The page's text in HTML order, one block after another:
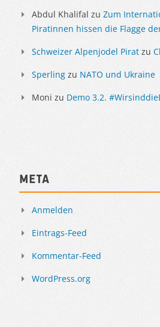
Abdul Khalifal zu Zum
Piratinnen hissen die Flagge
Schweizer Alpenjodel Pirat zu
Sperling zu NATO und Ukraine
Moni zu Demo 3.2.
Meta
Anmelden
Eintrags-Feed
Kommentar-Feed
WordPress.org